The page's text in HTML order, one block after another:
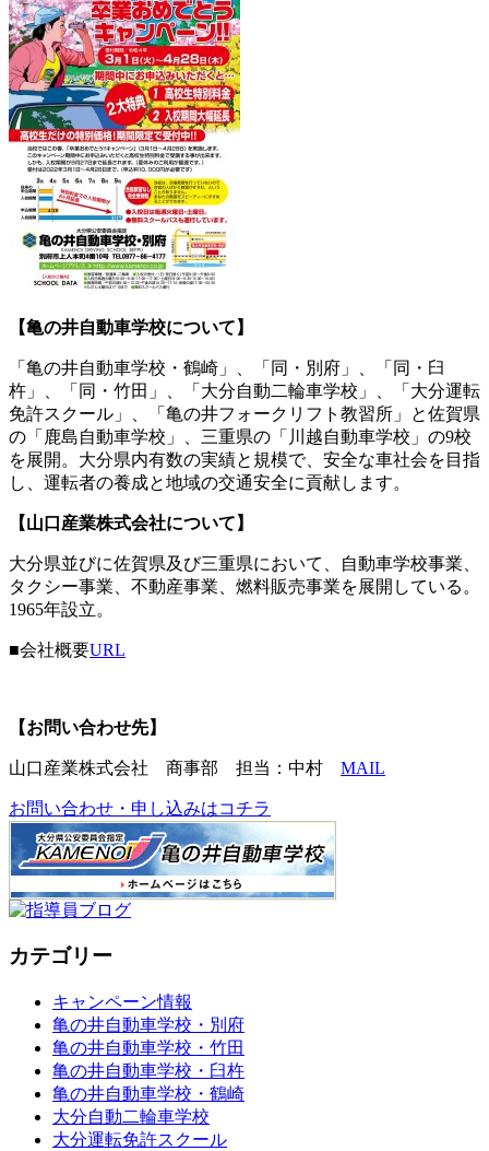
【亀の井自動車学校について】
「亀の井自動車学校・鶴崎」、「同・別府」、「同・臼
杵」、「同・竹田」、「大分自動二輪車学校」、「大分運転
免許スクール」、「亀の井フォークリフト教習所」と佐賀県
の「鹿島自動車学校」、三重県の「川越自動車学校」の9校
を展開。大分県内有数の実績と規模で、安全な車社会を目指
し、運転者の養成と地域の交通安全に貢献します。
【山口産業株式会社について】
大分県並びに佐賀県及び三重県において、自動車学校事業、
タクシー事業、不動産事業、燃料販売事業を展開している。
1965年設立。
■会社概要URL
【お問い合わせ先】
山口産業株式会社 商事部 担当：中村 MAIL
お問い合わせ・申し込みはコチラ
カテゴリー
キャンペーン情報
亀の井自動車学校・別府
亀の井自動車学校・竹田
亀の井自動車学校・臼杵
亀の井自動車学校・鶴崎
大分自動二輪車学校
大分運転免許スクール